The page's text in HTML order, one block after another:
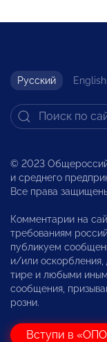
Русский English
© 2023
и среднего
Все права
Комментарии на
требованиям
публикуем
и/или оскорбления,
тире и любыми
сообщения,
розни.
Вступи в